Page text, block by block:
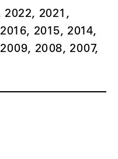
2022 2021
2016 2015 2014
2009 2008 2007